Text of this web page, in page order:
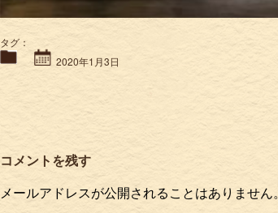
タグ：
2020年1月3日
コメントを残す
メールアドレスが公開されることはありません。